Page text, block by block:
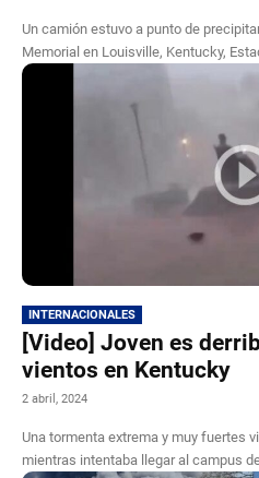
Un camión estuvo a punto de
Memorial en Louisville, Kentucky,
INTERNACIONALES
[Video] Joven es
vientos en Kentucky
2 abril, 2024
Una tormenta extrema y muy fuertes
mientras intentaba llegar al campus